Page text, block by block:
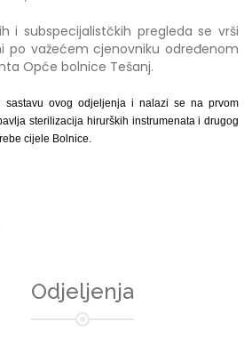
i subspecijalistčkih pregleda se vrši
po važećem cjenovniku određenom
Opće bolnice Tešanj.
sastavu ovog odjeljenja i nalazi se na prvom
sterilizacija hirurških instrumenata i drugog
cijele Bolnice.
Odjeljenja